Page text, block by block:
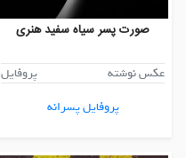
صورت پسر سیاه سفید هنری
عکس نوشته
پروفایل
پروفایل پسرانه